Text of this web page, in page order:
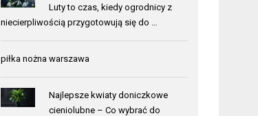
Luty to czas, kiedy ogrodnicy z
niecierpliwością przygotowują się do …
piłka nożna warszawa
Najlepsze kwiaty doniczkowe
cieniolubne – Co wybrać do